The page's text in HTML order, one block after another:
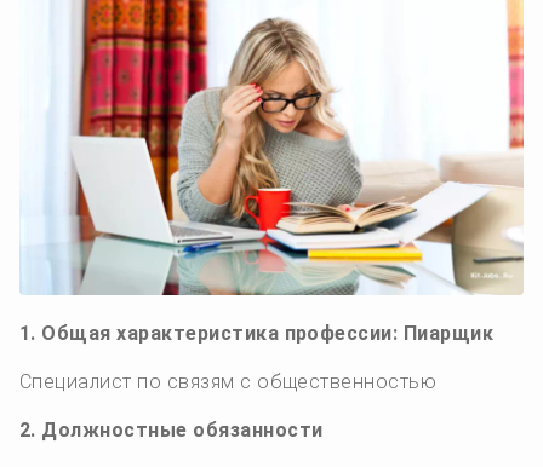
1. Общая характеристика профессии: Пиарщик
Специалист по связям с общественностью
2. Должностные обязанности